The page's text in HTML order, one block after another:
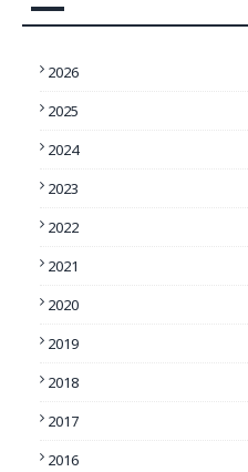
2026
2025
2024
2023
2022
2021
2020
2019
2018
2017
2016